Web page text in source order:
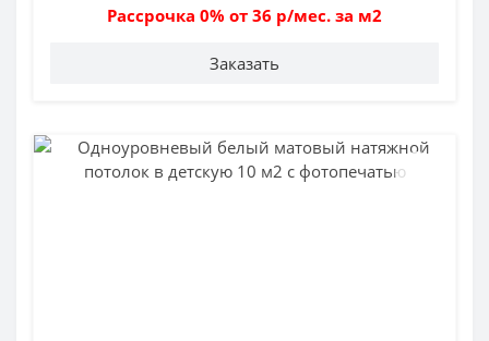
Рассрочка 0% от 36 р/мес. за м2
Заказать